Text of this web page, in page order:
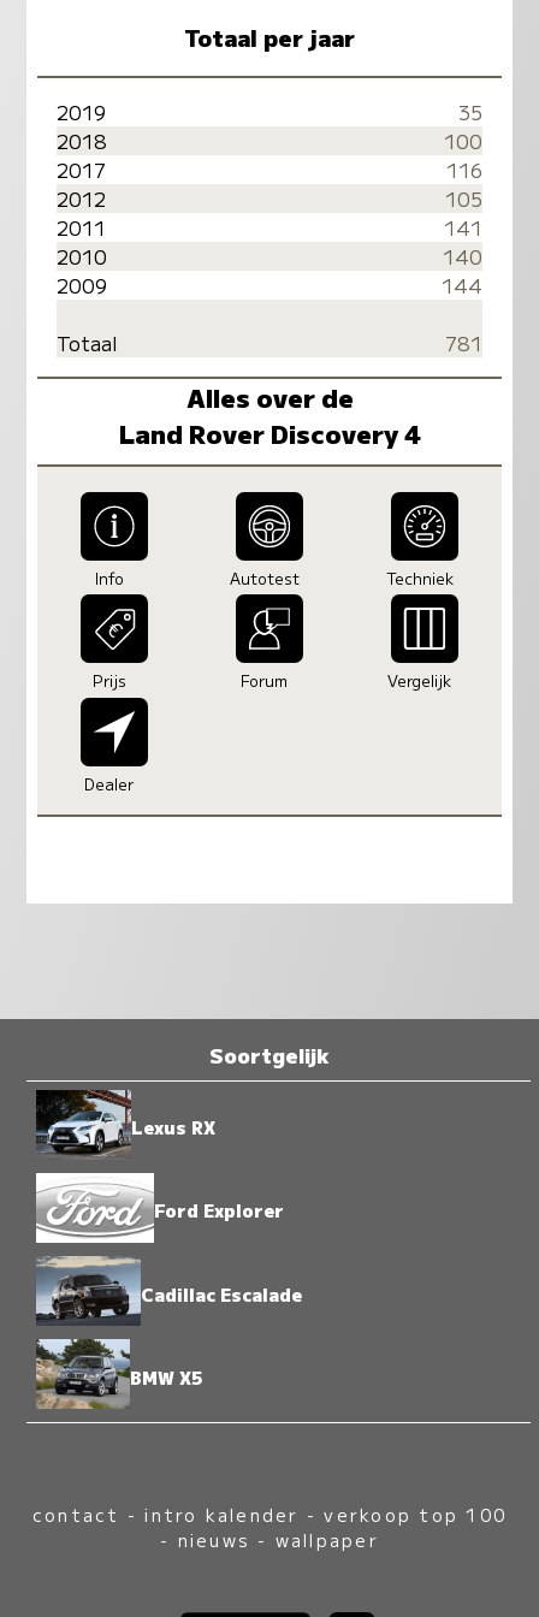
Totaal per jaar
2019
35
2018
100
2017
116
2012
105
2011
141
2010
140
2009
144
Totaal
781
Alles over de
Land Rover Discovery 4
Info Autotest Techniek
Prijs Forum Vergelijk
Dealer
Soortgelijk
Lexus RX
Ford Explorer
Cadillac Escalade
BMW X5
contact -intro kalender -verkoop top 100
- nieuws - wallpaper